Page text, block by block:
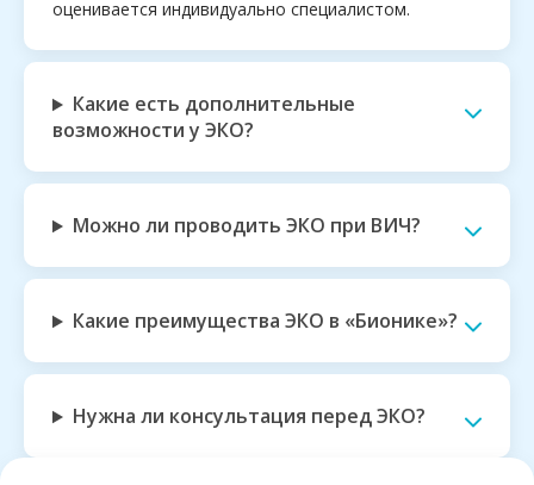
оценивается индивидуально специалистом.
Какие есть дополнительные
возможности у ЭКО?
Можно ли проводить ЭКО при ВИЧ?
Какие преимущества ЭКО в «Бионике»?
Нужна ли консультация перед ЭКО?